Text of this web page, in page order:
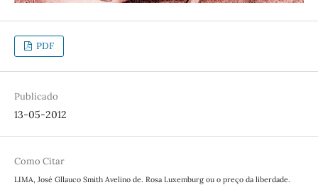
PDF
Publicado
13-05-2012
Como Citar
LIMA, José Gllauco Smith Avelino de. Rosa Luxemburg ou o preço da liberdade.